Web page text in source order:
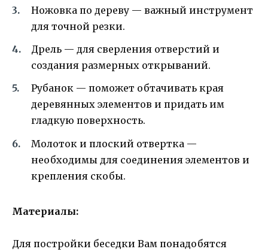
Ножовка по дереву — важный инструмент
для точной резки.
Дрель — для сверления отверстий и
создания размерных открываний.
Рубанок — поможет обтачивать края
деревянных элементов и придать им
гладкую поверхность.
Молоток и плоский отвертка —
необходимы для соединения элементов и
крепления скобы.
Материалы:
Для постройки беседки Вам понадобятся